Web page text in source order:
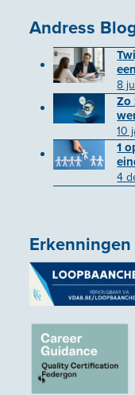
Andress
8
Zo
10
1
4
Erkenningen